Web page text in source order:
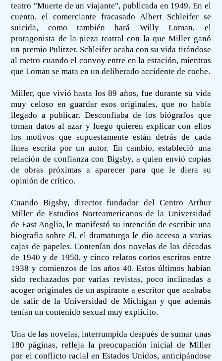
teatro "Muerte de un viajante", publicada en 1949. En el
cuento, el comerciante fracasado Albert Schleifer se
suicida, como también hará Willy Loman, el
protagonista de la pieza teatral con la que Miller ganó
un premio Pulitzer. Schleifer acaba con su vida tirándose
al metro cuando el convoy entre en la estación, mientras
que Loman se mata en un deliberado accidente de coche.
Miller, que vivió hasta los 89 años, fue durante su vida
muy celoso en guardar esos originales, que no había
llegado a publicar. Desconfiaba de los biógrafos que
toman datos al azar y luego quieren explicar con ellos
los motivos que supuestamente están detrás de cada
línea escrita por un autor. En cambio, estableció una
relación de confianza con Bigsby, a quien envió copias
de obras próximas a aparecer para que le diera su
opinión de crítico.
Cuando Bigsby, director fundador del Centro Arthur
Miller de Estudios Norteamericanos de la Universidad
de East Anglia, le manifestó su intención de escribir una
biografia sobre él, el dramaturgo le dio acceso a varias
cajas de papeles. Contenían dos novelas de las décadas
de 1940 y de 1950, y cinco relatos cortos escritos entre
1938 y comienzos de los años 40. Estos últimos habían
sido rechazados por varias revistas, poco inclinadas a
acoger originales de un aspirante a escritor que acababa
de salir de la Universidad de Michigan y que además
tenían un contenido sexual muy explícito.
Una de las novelas, interrumpida después de sumar unas
180 páginas, refleja la preocupación inicial de Miller
por el conflicto racial en Estados Unidos, anticipándose